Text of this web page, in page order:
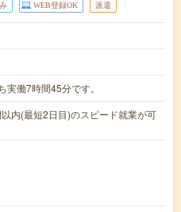
WEB登録OK 派遣
働7時間45分です。
内(最短2日目)のスピード就業が可